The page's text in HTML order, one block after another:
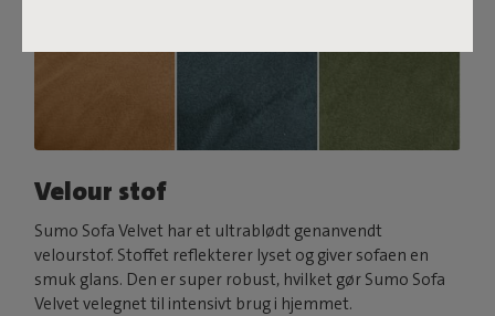
Velour stof
Sumo Sofa Velvet har et ultrablødt genanvendt
velourstof. Stoffet reflekterer lyset og giver sofaen en
smuk glans. Den er super robust, hvilket gør Sumo Sofa
Velvet velegnet til intensivt brug i hjemmet.